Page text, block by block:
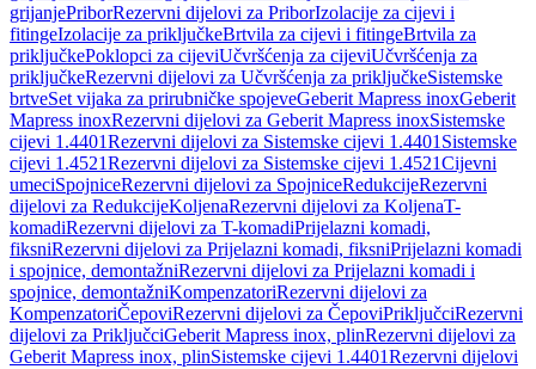
grijanjePriborRezervni dijelovi za PriborIzolacije za cijevi i
fitingeIzolacije za priključkeBrtvila za cijevi i fitingeBrtvila za
priključkePoklopci za cijeviUčvršćenja za cijeviUčvršćenja za
priključkeRezervni dijelovi za Učvršćenja za priključkeSistemske
brtveSet vijaka za prirubničke spojeveGeberit Mapress inoxGeberit
Mapress inoxRezervni dijelovi za Geberit Mapress inoxSistemske
cijevi 1.4401Rezervni dijelovi za Sistemske cijevi 1.4401 Sistemske
cijevi 1.4521Rezervni dijelovi za Sistemske cijevi 1.4521Cijevni
umeciSpojniceRezervni dijelovi za SpojniceRedukcijeRezervni
dijelovi za RedukcijeKoljenaRezervni dijelovi za KoljenaT-
komadiRezervni dijelovi za T-komadiPrijelazni komadi,
fiksniRezervni dijelovi za Prijelazni komadi, fiksniPrijelazni komadi
i spojnice, demontažniRezervni dijelovi za Prijelazni komadi i
spojnice, demontažniKompenzatoriRezervni dijelovi za
KompenzatoriČepoviRezervni dijelovi za ČepoviPriključciRezervni
dijelovi za PriključciGeberit Mapress inox, plinRezervni dijelovi za
Geberit Mapress inox, plinSistemske cijevi 1.4401Rezervni dijelovi